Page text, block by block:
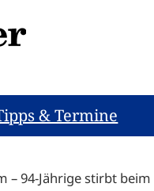
& Termine
– 94-Jährige stirbt